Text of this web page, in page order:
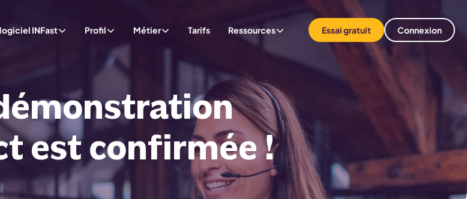
INFast Profil Métier Tarifs Ressources Essai gratuit Connexion
est confirmée !